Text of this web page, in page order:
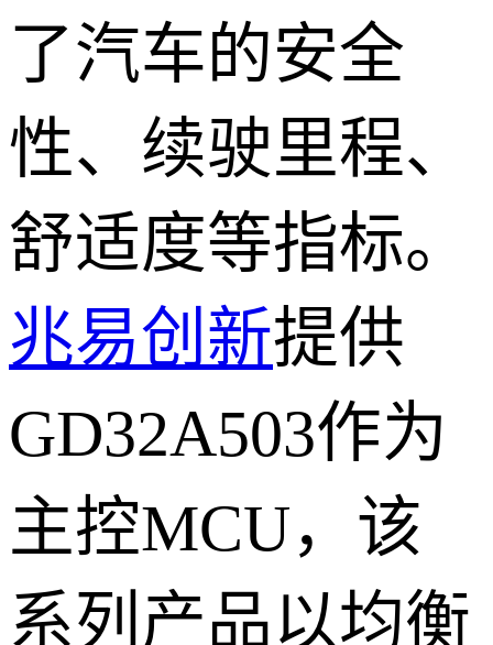
了汽车的安全
性、续驶里程、
舒适度等指标。
兆易创新提供
GD32A503作为
主控MCU，该
系列产品以均衡